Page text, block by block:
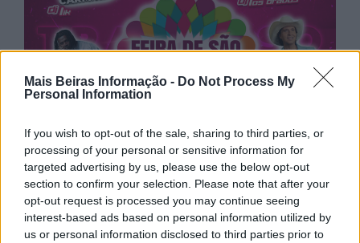
Mais Beiras Informação - Do Not Process My
Personal Information
If you wish to opt-out of the sale, sharing to third parties, or
processing of your personal or sensitive information for
targeted advertising by us, please use the below opt-out
section to confirm your selection. Please note that after your
opt-out request is processed you may continue seeing
interest-based ads based on personal information utilized by
us or personal information disclosed to third parties prior to